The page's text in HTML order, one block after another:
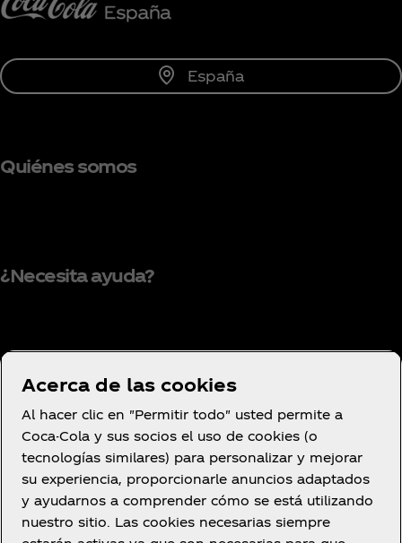
España
Quiénes somos
¿Necesita ayuda?
Configuración de cookies
Aviso de cookies
Declaración de Accesibilidad
Acerca de las cookies
Al hacer clic en "Permitir todo" usted permite a
Coca-Cola y sus socios el uso de cookies (o
tecnologías similares) para personalizar y mejorar
su experiencia, proporcionarle anuncios adaptados
y ayudarnos a comprender cómo se está utilizando
nuestro sitio. Las cookies necesarias siempre